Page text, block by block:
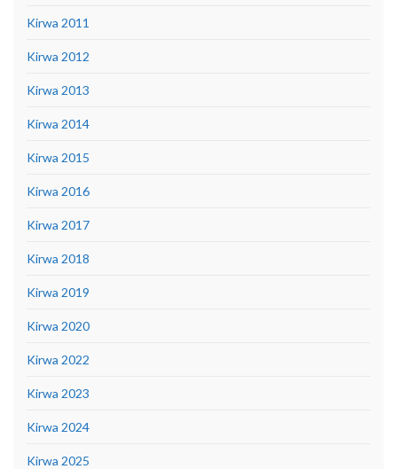
Kirwa 2011
Kirwa 2012
Kirwa 2013
Kirwa 2014
Kirwa 2015
Kirwa 2016
Kirwa 2017
Kirwa 2018
Kirwa 2019
Kirwa 2020
Kirwa 2022
Kirwa 2023
Kirwa 2024
Kirwa 2025